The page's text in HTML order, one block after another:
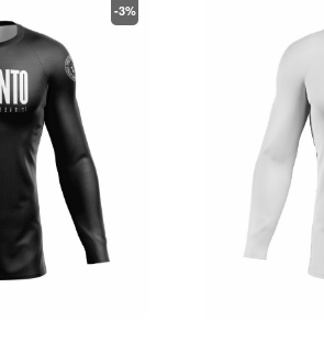
-3%